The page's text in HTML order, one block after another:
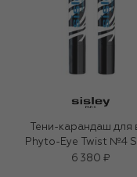
Тени-карандаш для
Phyto-Eye Twist №4
6 380 ₽